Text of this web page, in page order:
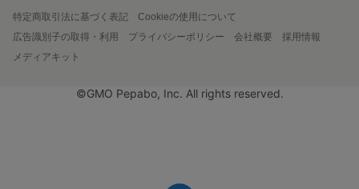
特定商取引法に基づく表記
Cookieの使用について
広告識別子の取得・利用
プライバシーポリシー 会社概要
採用情報
メディアキット
©GMO Pepabo, Inc. All rights reserved.